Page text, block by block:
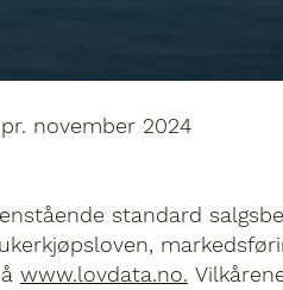
november 2024
standard
www.lovdata.no.